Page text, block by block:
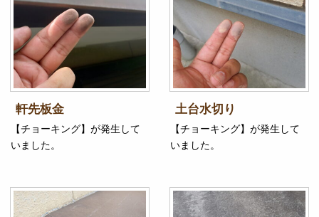
軒先板金
【チョーキング】が発生して
いました。
土台水切り
【チョーキング】が発生して
いました。